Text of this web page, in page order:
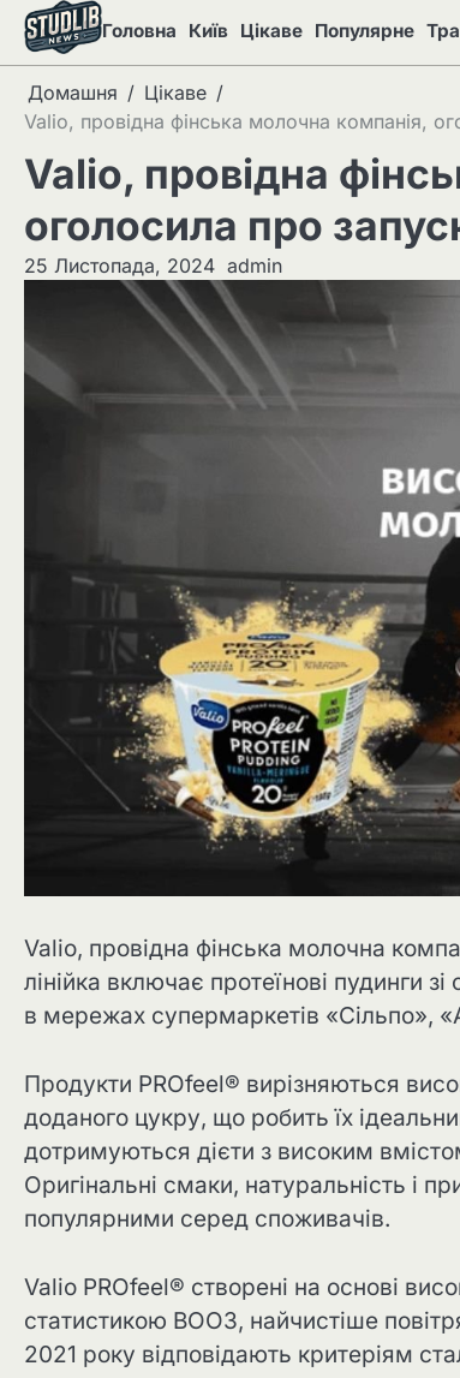
Перейти
вмісту
Головна Київ Цікаве Популярне
Домашня
Цікаве
Valio, провідна фінська молочна компанія,
Valio, провідна
оголосила про
25 Листопада, 2024 admin
Valio, провідна фінська молочна
лінійка включає протеїнові пудинги
в мережах супермаркетів «Сільпо»,
Продукти PROfeel®️ вирізняються
доданого цукру, що робить їх
дотримуються дієти з високим
Оригінальні смаки, натуральність і
популярними серед споживачів.
Valio PROfeel®️ створені на основі
статистикою ВООЗ, найчистіше
2021 року відповідають критеріям